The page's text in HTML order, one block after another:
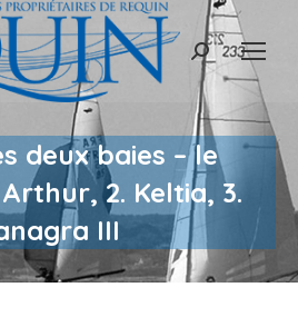
Recherche
deux baies – le
2. Keltia, 3.
III